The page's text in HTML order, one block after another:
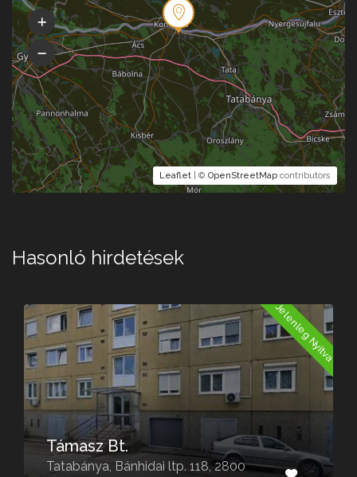
Leaflet | © OpenStreetMap contributors
Hasonló hirdetések
Jelenleg Nyitva
Támasz Bt.
Tatabánya, Bánhidai ltp. 118, 2800